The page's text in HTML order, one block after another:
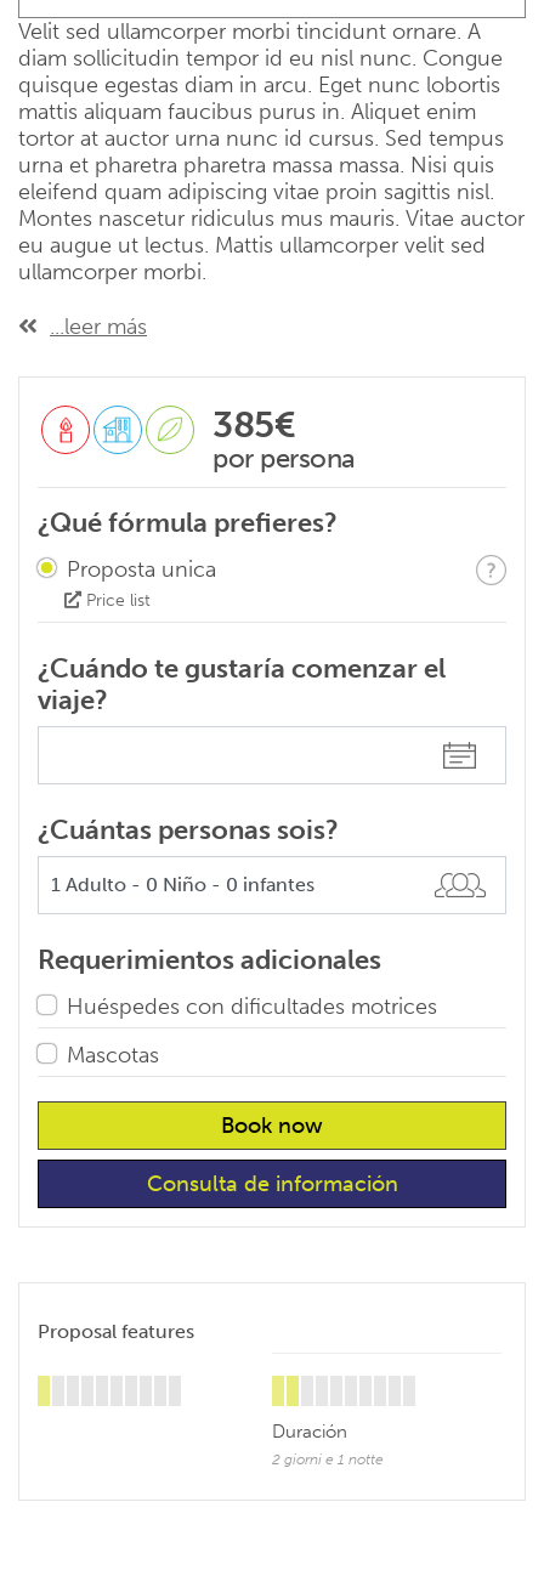
13:30 - 15:00
Pranzo in ristorante a
Spoleto
Visita libera di Spoleto
fine dell'Itinerario
Velit sed ullamcorper morbi tincidunt ornare. A
diam sollicitudin tempor id eu nisl nunc. Congue
quisque egestas diam in arcu. Eget nunc lobortis
mattis aliquam faucibus purus in. Aliquet enim
tortor at auctor urna nunc id cursus. Sed tempus
urna et pharetra pharetra massa massa. Nisi quis
eleifend quam adipiscing vitae proin sagittis nisl.
Montes nascetur ridiculus mus mauris. Vitae auctor
eu augue ut lectus. Mattis ullamcorper velit sed
ullamcorper morbi.
...leer más
385€
por persona
¿Qué fórmula prefieres?
Proposta unica
Price list
¿Cuándo te gustaría comenzar el
viaje?
¿Cuántas personas sois?
Requerimientos adicionales
Huéspedes con dificultades motrices
Mascotas
Book now
Consulta de información
Proposal features
Duración
2 giorni e 1 notte